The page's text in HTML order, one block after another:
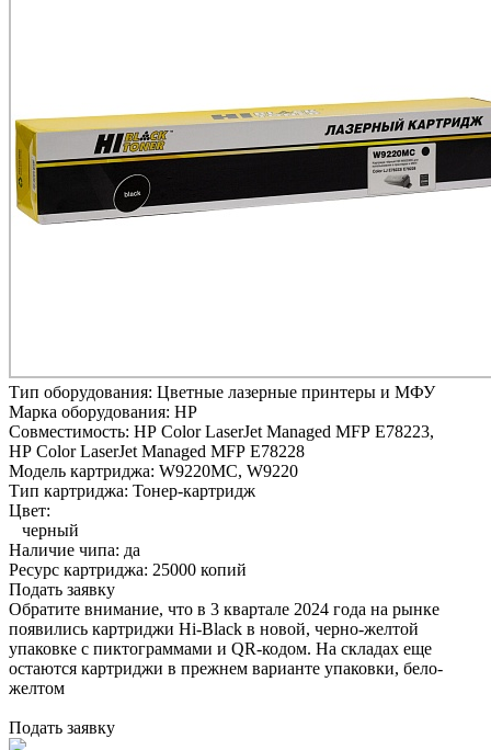
Тип оборудования: Цветные лазерные принтеры и МФУ
Марка оборудования: HP
Совместимость: HP Color LaserJet Managed MFP E78223,
HP Color LaserJet Managed MFP E78228
Модель картриджа: W9220MC, W9220
Тип картриджа: Тонер-картридж
Цвет:
черный
Наличие чипа: да
Ресурс картриджа: 25000 копий
Подать заявку
Обратите внимание, что в 3 квартале 2024 года на рынке
появились картриджи Hi-Black в новой, черно-желтой
упаковке с пиктограммами и QR-кодом. На складах еще
остаются картриджи в прежнем варианте упаковки, бело-
желтом
Подать заявку